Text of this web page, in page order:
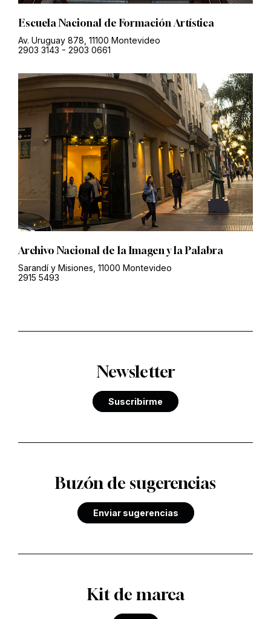
Escuela Nacional de Formación Artística
Av. Uruguay 878, 11100 Montevideo
2903 3143 - 2903 0661
Archivo Nacional de la Imagen y la Palabra
Sarandí y Misiones, 11000 Montevideo
2915 5493
Newsletter
Suscribirme
Buzón de sugerencias
Enviar sugerencias
Kit de marca